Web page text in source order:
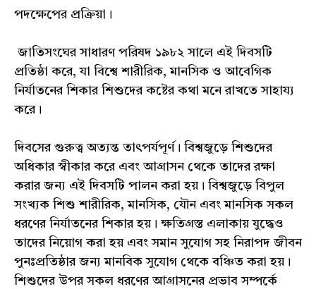
পদক্ষেপের প্রক্রিয়া।
জাতিসংঘের সাধারণ পরিষদ ১৯৮২ সালে এই দিবসটি
প্রতিষ্ঠা করে, যা বিশ্বে শারীরিক, মানসিক ও আবেগিক
নির্যাতনের শিকার শিশুদের কষ্টের কথা মনে রাখতে সাহায্য
করে।
দিবসের গুরুত্ব অত্যন্ত তাৎপর্যপূর্ণ। বিশ্বজুড়ে শিশুদের
অধিকার স্বীকার করে এবং আগ্রাসন থেকে তাদের রক্ষা
করার জন্য এই দিবসটি পালন করা হয়। বিশ্বজুড়ে বিপুল
সংখ্যক শিশু শারীরিক, মানসিক, যৌন এবং মানসিক সকল
ধরণের নির্যাতনের শিকার হয়। ক্ষতিগ্রস্ত এলাকায় যুদ্ধেও
তাদের নিয়োগ করা হয় এবং সমান সুযোগ সহ নিরাপদ জীবন
পুনঃপ্রতিষ্ঠার জন্য মানবিক সুযোগ থেকে বঞ্চিত করা হয়।
শিশুদের উপর সকল ধরণের আগ্রাসনের প্রভাব সম্পর্কে